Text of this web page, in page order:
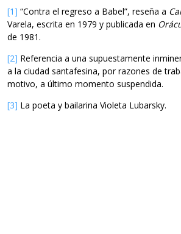
[1] “Contra el regreso a Babel”, reseña a
Varela, escrita en 1979 y publicada en
de 1981.
[2] Referencia a una supuestamente
a la ciudad santafesina, por razones de
motivo, a último momento suspendida.
[3] La poeta y bailarina Violeta Lubarsky.